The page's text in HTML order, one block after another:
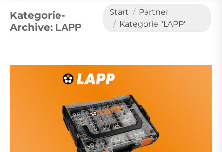
Kategorie-
Archive: LAPP
Sie befinden sich hier:
Start
Partner
Kategorie "LAPP"